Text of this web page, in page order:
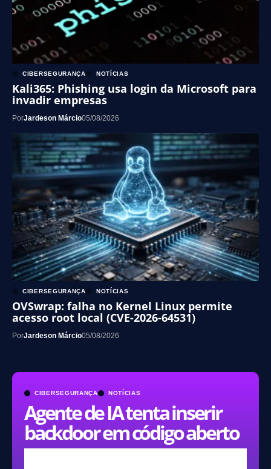
CIBERSEGURANÇA NOTÍCIAS
Agente de IA tenta inserir
backdoor em código aberto
CIBERSEGURANÇA NOTÍCIAS
Kali365: Phishing usa login da Microsoft para
invadir empresas
PorJardeson Márcio05/08/2026
CIBERSEGURANÇA NOTÍCIAS
OVSwrap: falha no Kernel Linux permite
acesso root local (CVE-2026-64531)
PorJardeson Márcio05/08/2026